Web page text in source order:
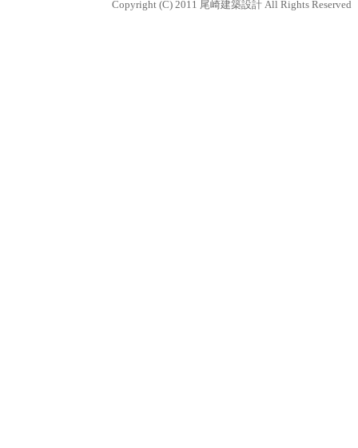
Copyright (C) 2011 尾崎建築設計 All Rights Reserved